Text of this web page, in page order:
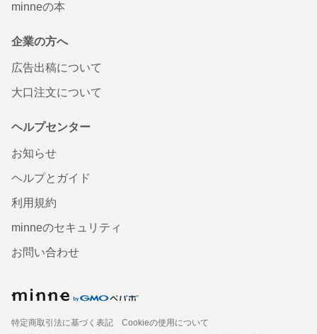
minneの本
企業の方へ
広告出稿について
大口注文について
ヘルプセンター
お知らせ
ヘルプとガイド
利用規約
minneのセキュリティ
お問い合わせ
特定商取引法に基づく表記
Cookieの使用について